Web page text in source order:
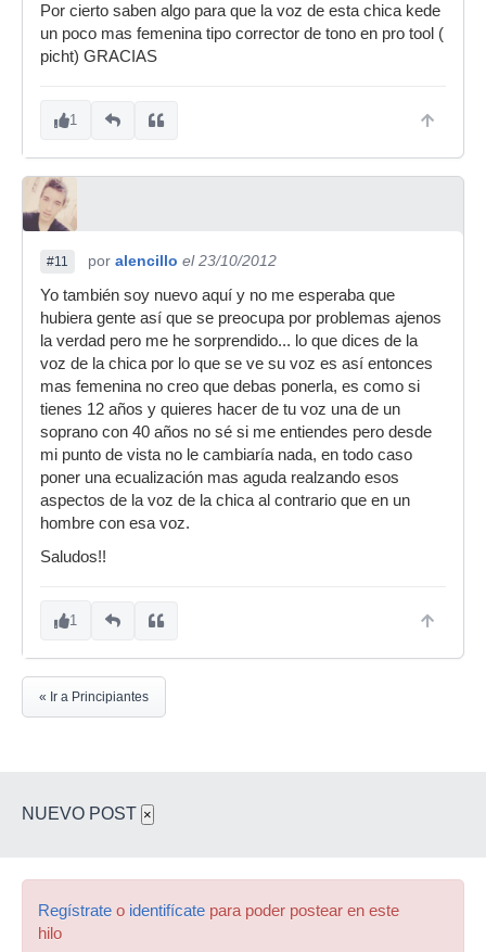
Por cierto saben algo para que la voz de esta chica kede
un poco mas femenina tipo corrector de tono en pro tool (
picht) GRACIAS
1
#11 por alencillo el 23/10/2012
Yo también soy nuevo aquí y no me esperaba que
hubiera gente así que se preocupa por problemas ajenos
la verdad pero me he sorprendido... lo que dices de la
voz de la chica por lo que se ve su voz es así entonces
mas femenina no creo que debas ponerla, es como si
tienes 12 años y quieres hacer de tu voz una de un
soprano con 40 años no sé si me entiendes pero desde
mi punto de vista no le cambiaría nada, en todo caso
poner una ecualización mas aguda realzando esos
aspectos de la voz de la chica al contrario que en un
hombre con esa voz.
Saludos!!
1
« Ir a Principiantes
NUEVO POST ×
Regístrate o identifícate para poder postear en este
hilo